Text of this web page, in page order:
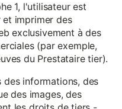
1, l'utilisateur est
imprimer des
exclusivement à des
(par exemple,
du Prestataire tier).
des informations, des
des images, des